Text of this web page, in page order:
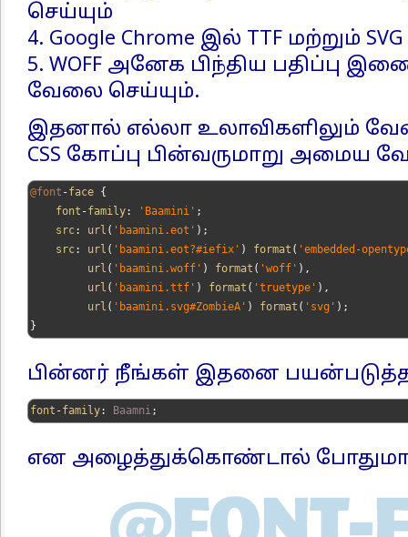
செய்யும்
4. Google Chrome இல் TTF மற்றும்
5. WOFF அனேக பிந்திய பதிப்பு
வேலை செய்யும்.
இதனால் எல்லா உலாவிகளிலும்
CSS கோப்பு பின்வருமாறு அமைய
@font -face {
    font
-family: 'Baamini' ;
    src
: url ( 'baamini.eot' );
    src
: url ( 'baamini.eot?#iefix' ) format ( 'embedded-
         url
( 'baamini.woff' ) format ( 'woff' ),
         url
( 'baamini.ttf' ) format ( 'truetype' ),
         url
( 'baamini.svg#ZombieA' ) format ( 'svg' );
}
பின்னர் நீங்கள் இதனை
font -family: Baamni;
என அழைத்துக்கொண்டால்